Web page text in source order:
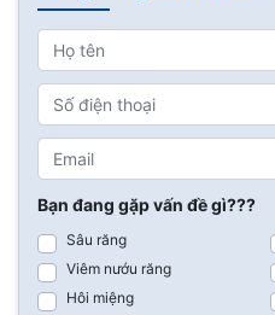
Bạn đang gặp vấn đề gì???
Sâu răng
Viêm nướu răng
Hôi miệng